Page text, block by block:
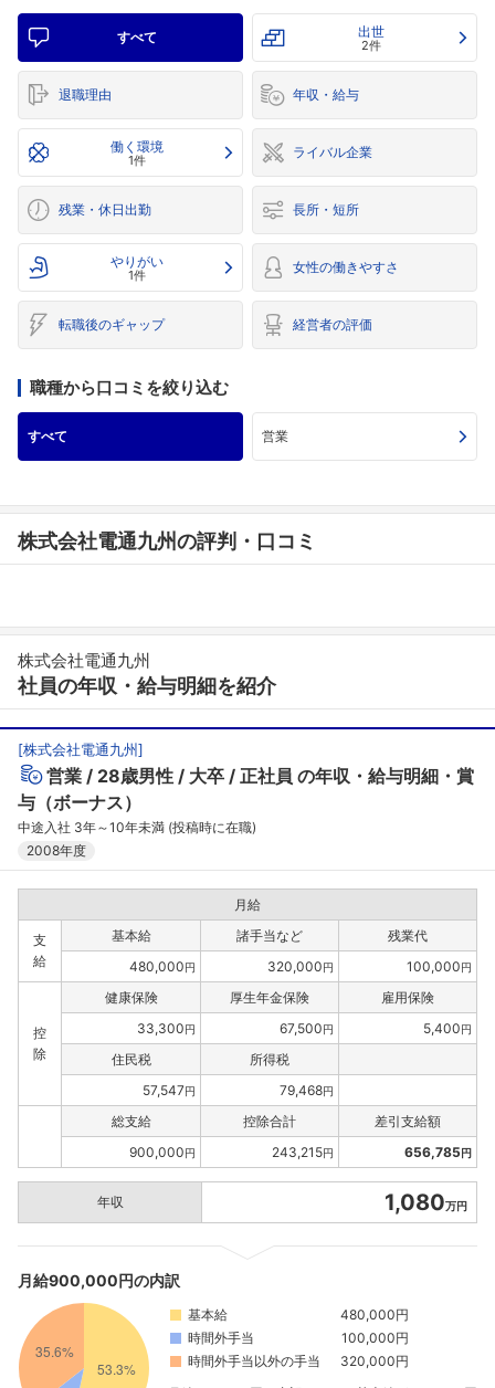
すべて 出世
2件
退職理由 年収・給与
働く環境
1件 ライバル企業
残業・休日出勤 長所・短所
やりがい
1件 女性の働きやすさ
転職後のギャップ 経営者の評価
職種から口コミを絞り込む
すべて 営業
株式会社電通九州の評判・口コミ
株式会社電通九州
社員の年収・給与明細を紹介
[株式会社電通九州]
営業 28歳男性 大卒 正社員 の年収・給与明細・賞
与（ボーナス）
中途入社 3年～10年未満 (投稿時に在職)
2008年度
月給
支
給
基本給 諸手当など
残業代
480,000円 320,000円 100,000円
控
除
健康保険 厚生年金保険
雇用保険
33,300円 67,500円 5,400円
住民税
所得税
57,547円 79,468円
総支給 控除合計
差引支給額
900,000円 243,215円 656,785円
年収 1,080万円
月給900,000円の内訳
基本給
480,000円
時間外手当
100,000円
時間外手当以外の手当
320,000円